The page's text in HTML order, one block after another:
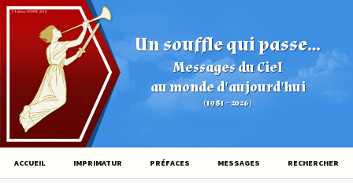
Un souffle qui passe...
Messages du Ciel
au monde d'aujourd'hui
(1981 – 2026)
© Éditions HOVINE (2026)
ACCUEIL IMPRIMATUR PRÉFACES MESSAGES RECHERCHER